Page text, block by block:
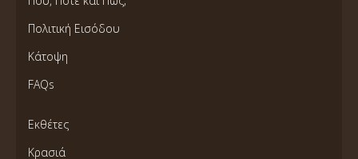
Πολιτική Εισόδου
Κάτοψη
FAQs
Εκθέτες
Κρασιά